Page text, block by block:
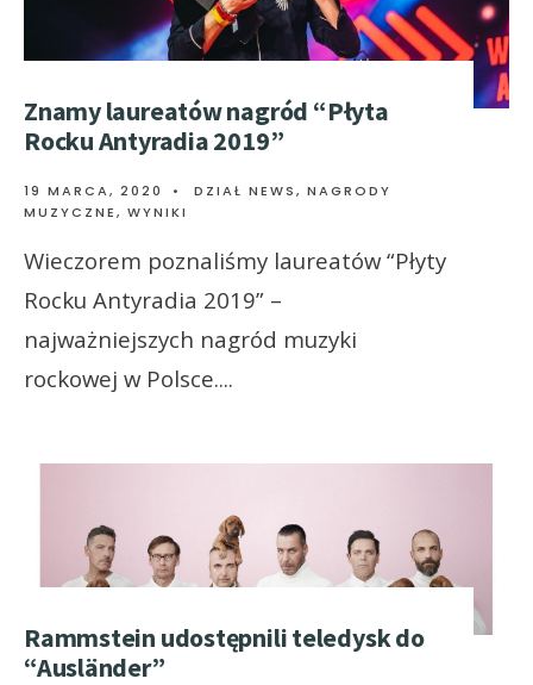
Znamy laureatów nagród “Płyta
Rocku Antyradia 2019”
19 MARCA, 2020 • DZIAŁ NEWS, NAGRODY
MUZYCZNE, WYNIKI
Wieczorem poznaliśmy laureatów “Płyty
Rocku Antyradia 2019” –
najważniejszych nagród muzyki
rockowej w Polsce....
Rammstein udostępnili teledysk do
“Ausländer”